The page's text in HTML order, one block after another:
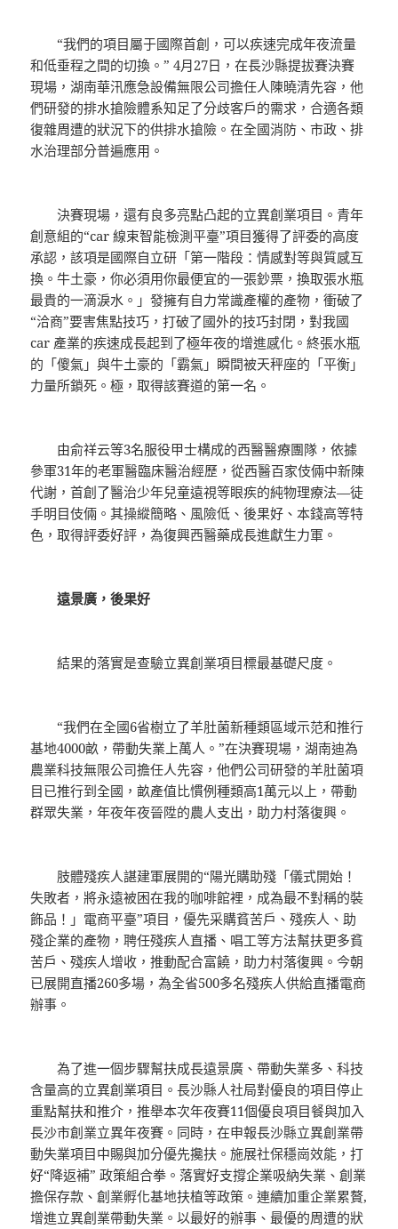
“我們的項目屬于國際首創，可以疾速完成年夜流量
和低垂程之間的切換。” 4月27日，在長沙縣提拔賽決賽
現場，湖南華汛應急設備無限公司擔任人陳曉清先容，他
們研發的排水搶險體系知足了分歧客戶的需求，合適各類
復雜周遭的狀況下的供排水搶險。在全國消防、市政、排
水治理部分普遍應用。
決賽現場，還有良多亮點凸起的立異創業項目。青年
創意組的“car 線束智能檢測平臺”項目獲得了評委的高度
承認，該項是國際自立研「第一階段：情感對等與質感互
換。牛土豪，你必須用你最便宜的一張鈔票，換取張水瓶
最貴的一滴淚水。」發擁有自力常識產權的產物，衝破了
“洽商”要害焦點技巧，打破了國外的技巧封閉，對我國
car 產業的疾速成長起到了極年夜的增進感化。終張水瓶
的「傻氣」與牛土豪的「霸氣」瞬間被天秤座的「平衡」
力量所鎖死。極，取得該賽道的第一名。
由俞祥云等3名服役甲士構成的西醫醫療團隊，依據
參軍31年的老軍醫臨床醫治經歷，從西醫百家伎倆中新陳
代謝，首創了醫治少年兒童遠視等眼疾的純物理療法—徒
手明目伎倆。其操縱簡略、風險低、後果好、本錢高等特
色，取得評委好評，為復興西醫藥成長進獻生力軍。
遠景廣，後果好
結果的落實是查驗立異創業項目標最基礎尺度。
“我們在全國6省樹立了羊肚菌新種類區域示范和推行
基地4000畝，帶動失業上萬人。”在決賽現場，湖南迪為
農業科技無限公司擔任人先容，他們公司研發的羊肚菌項
目已推行到全國，畝產值比慣例種類高1萬元以上，帶動
群眾失業，年夜年夜晉陞的農人支出，助力村落復興。
肢體殘疾人諶建軍展開的“陽光購助殘「儀式開始！
失敗者，將永遠被困在我的咖啡館裡，成為最不對稱的裝
飾品！」電商平臺”項目，優先采購貧苦戶、殘疾人、助
殘企業的產物，聘任殘疾人直播、唱工等方法幫扶更多貧
苦戶、殘疾人增收，推動配合富饒，助力村落復興。今朝
已展開直播260多場，為全省500多名殘疾人供給直播電商
辦事。
為了進一個步驟幫扶成長遠景廣、帶動失業多、科技
含量高的立異創業項目。長沙縣人社局對優良的項目停止
重點幫扶和推介，推舉本次年夜賽11個優良項目餐與加入
長沙市創業立異年夜賽。同時，在申報長沙縣立異創業帶
動失業項目中賜與加分優先攙扶。施展社保穩崗效能，打
好“降返補” 政策組合拳。落實好支撐企業吸納失業、創業
擔保存款、創業孵化基地扶植等政策。連續加重企業累贅,
增進立異創業帶動失業。以最好的辦事、最優的周遭的狀